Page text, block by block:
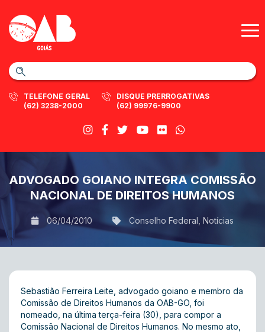
TELEFONE GERAL
(62) 3238-2000
DISQUE PRERROGATIVAS
(62) 99976-9900
ADVOGADO GOIANO INTEGRA COMISSÃO
NACIONAL DE DIREITOS HUMANOS
06/04/2010 Conselho Federal Notícias
Sebastião Ferreira Leite, advogado goiano e membro da
Comissão de Direitos Humanos da OAB-GO, foi
nomeado, na última terça-feira (30), para compor a
Comissão Nacional de Direitos Humanos. No mesmo ato,